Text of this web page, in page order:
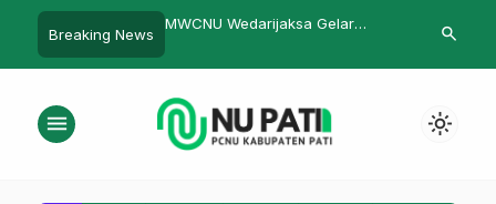
Breaking News
PPKM, Muslimat Gembong
Menghadiri
search
menu light_mode